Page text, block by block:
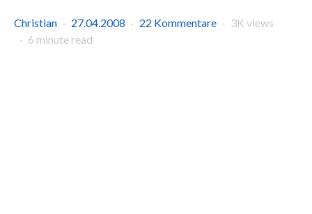
Christian 27.04.2008 22 Kommentare
3K views
6 minute read